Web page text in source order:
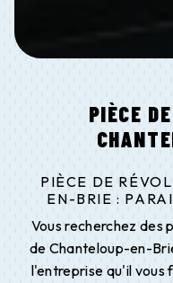
PIÈCE
PIÈCE DE
EN-BRIE :
Vous recherchez des
de Chanteloup-en-
l'entreprise qu'il vous